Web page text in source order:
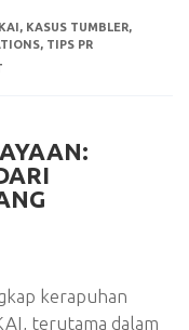
KAI, KASUS TUMBLER,
, TIPS PR
kerapuhan
terutama dalam